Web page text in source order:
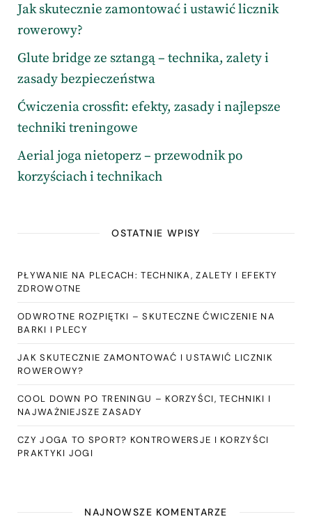
Jak skutecznie zamontować i ustawić licznik
rowerowy?
Glute bridge ze sztangą – technika, zalety i
zasady bezpieczeństwa
Ćwiczenia crossfit: efekty, zasady i najlepsze
techniki treningowe
Aerial joga nietoperz – przewodnik po
korzyściach i technikach
OSTATNIE WPISY
PŁYWANIE NA PLECACH: TECHNIKA, ZALETY I EFEKTY
ZDROWOTNE
ODWROTNE ROZPIĘTKI – SKUTECZNE ĆWICZENIE NA
BARKI I PLECY
JAK SKUTECZNIE ZAMONTOWAĆ I USTAWIĆ LICZNIK
ROWEROWY?
COOL DOWN PO TRENINGU – KORZYŚCI, TECHNIKI I
NAJWAŻNIEJSZE ZASADY
CZY JOGA TO SPORT? KONTROWERSJE I KORZYŚCI
PRAKTYKI JOGI
NAJNOWSZE KOMENTARZE